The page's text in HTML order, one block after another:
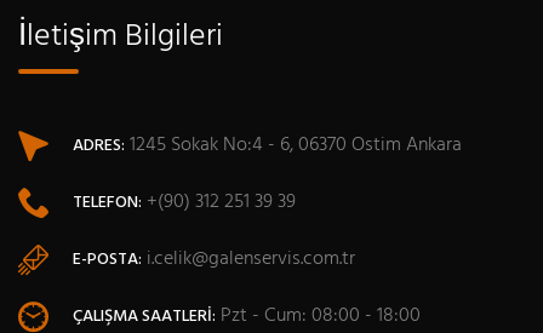
İletişim Bilgileri
ADRES: 1245 Sokak No:4 - 6, 06370 Ostim Ankara
TELEFON: +(90) 312 251 39 39
E-POSTA: i.celik@galenservis.com.tr
ÇALIŞMA SAATLERI: Pzt - Cum: 08:00 - 18:00